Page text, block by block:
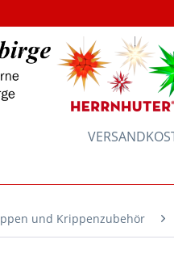
und Krippenzubehör